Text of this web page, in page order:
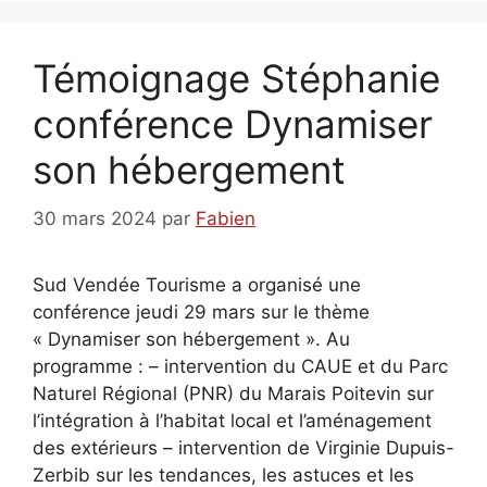
Témoignage Stéphanie
conférence Dynamiser
son hébergement
30 mars 2024 par Fabien
Sud Vendée Tourisme a organisé une
conférence jeudi 29 mars sur le thème
« Dynamiser son hébergement ». Au
programme : – intervention du CAUE et du Parc
Naturel Régional (PNR) du Marais Poitevin sur
l’intégration à l’habitat local et l’aménagement
des extérieurs – intervention de Virginie Dupuis-
Zerbib sur les tendances, les astuces et les